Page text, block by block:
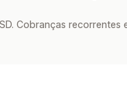
Cobranças